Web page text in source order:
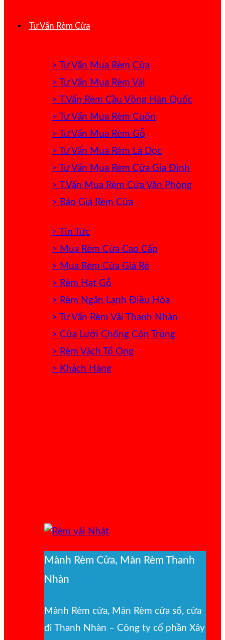
Tư Vấn Rèm Cửa
> Tư Vấn Mua Rèm Cửa
> Tư Vấn Mua Rèm Vải
> T.Vấn Rèm Cầu Vồng Hàn Quốc
> Tư Vấn Mua Rèm Cuốn
> Tư Vấn Mua Rèm Gỗ
> Tư Vấn Mua Rèm Lá Dọc
> Tư Vấn Mua Rèm Cửa Gia Đình
> T.Vấn Mua Rèm Cửa Văn Phòng
> Báo Giá Rèm Cửa
> Tin Tức
> Mua Rèm Cửa Cao Cấp
> Mua Rèm Cửa Giá Rẻ
> Rèm Hạt Gỗ
> Rèm Ngăn Lạnh Điều Hòa
> Tư Vấn Rèm Vải Thanh Nhàn
> Cửa Lưới Chống Côn Trùng
> Rèm Vách Tổ Ong
> Khách Hàng
Mành Rèm Cửa, Màn Rèm Thanh
Nhàn
Mành Rèm cửa, Màn Rèm cửa sổ, cửa
đi Thanh Nhàn – Công ty cổ phần Xây